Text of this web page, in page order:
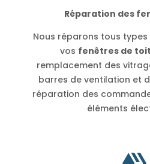
Réparation des
Nous réparons tous
vos fenêtres de toit
remplacement des
barres de ventilation et
réparation des
éléments